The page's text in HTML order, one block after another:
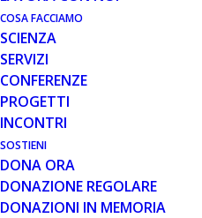
COSA FACCIAMO
SCIENZA
SERVIZI
CONFERENZE
PROGETTI
INCONTRI
SOSTIENI
DONA ORA
DONAZIONE REGOLARE
DONAZIONI IN MEMORIA
REPORT DI 1°
PROGETTO DI
“UTILIZZO DI
SERTOLI
NELLA
DI DUCHENNE.